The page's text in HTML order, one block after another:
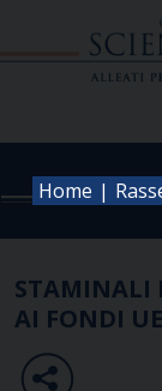
Home |
STAMINALI
AI FONDI UE